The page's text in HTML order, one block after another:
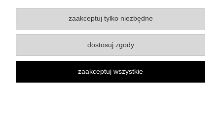
Pomoc w zakupach
Popularne kategorie
zaakceptuj tylko niezbędne
dostosuj zgody
zaakceptuj wszystkie